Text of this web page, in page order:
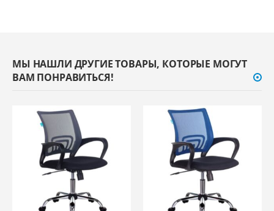
МЫ НАШЛИ ДРУГИЕ ТОВАРЫ, КОТОРЫЕ МОГУТ
ВАМ ПОНРАВИТЬСЯ!